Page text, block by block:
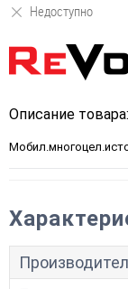
Недоступно
Описание товара: